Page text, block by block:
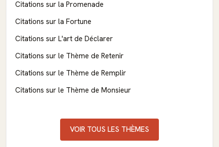
Citations sur la Promenade
Citations sur la Fortune
Citations sur L'art de Déclarer
Citations sur le Thème de Retenir
Citations sur le Thème de Remplir
Citations sur le Thème de Monsieur
VOIR TOUS LES THÈMES